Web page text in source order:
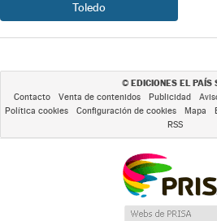
Toledo
© EDICIONES EL PAÍS
Contacto Venta de contenidos Publicidad
Política cookies
Configuración de cookies Mapa
RSS